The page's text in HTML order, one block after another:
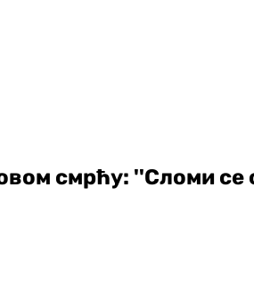
смрћу: ''Сломи се